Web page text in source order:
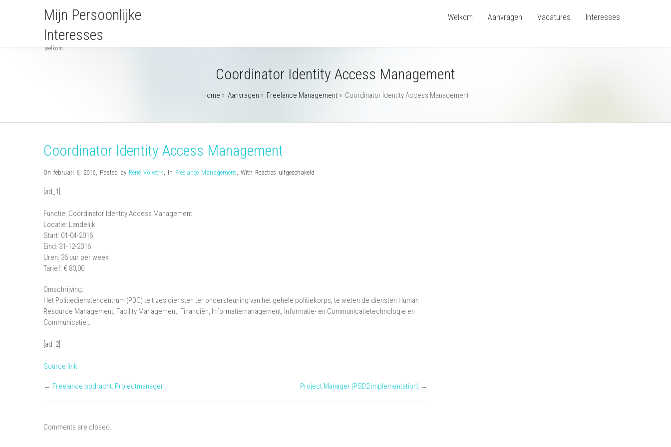
Mijn Persoonlijke
Interesses
welkom
Welkom Aanvragen Vacatures Interesses
Coordinator Identity Access Management
Home » Aanvragen » Freelance Management » Coordinator Identity Access Management
Coordinator Identity Access Management
On februari 6, 2016, Posted by René Volwerk, In Freelance Management , With Reacties uitgeschakeld
[ad_1]
Functie: Coördinator Identity Access Management
Locatie: Landelijk
Start: 01-04-2016
Eind: 31-12-2016
Uren: 36 uur per week
Tarief: € 80,00
Omschrijving:
Het Politiedienstencentrum (PDC) telt zes diensten ter ondersteuning van het gehele politiekorps, te weten de diensten Human
Resource Management, Facility Management, Financiën, Informatiemanagement, Informatie- en Communicatietechnologie en
Communicatie…
[ad_2]
Source link
← Freelance opdracht: Projectmanager Project Manager (PSD2 implementation) →
Comments are closed.